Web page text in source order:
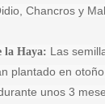
Chancros y
la Haya: Las
plantado en
unos 3